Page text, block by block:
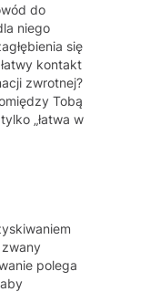
do
niego
się
kontakt
zwrotnej?
Tobą
„łatwa w
polega